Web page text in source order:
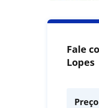
Fale
Lopes